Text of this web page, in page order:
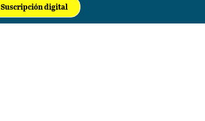
Suscripción digital